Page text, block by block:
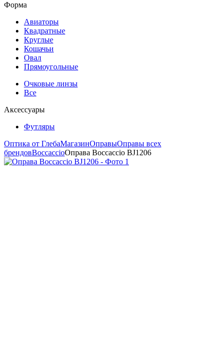
Форма
Авиаторы
Квадратные
Круглые
Кошачьи
Овал
Прямоугольные
Очковые линзы
Все
Аксессуары
Футляры
Оптика от ГлебаМагазинОправыОправы всех
брендовBoccaccioОправа Boccaccio BJ1206